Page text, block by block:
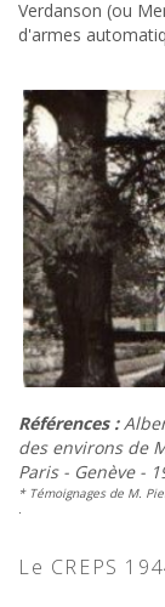
Verdanson (ou
d'armes
Références :
des environs de
Paris - Genève -
* Témoignages de M.
.
Le CREPS